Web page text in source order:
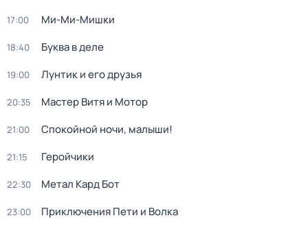
17:00 Ми-Ми-Мишки
18:40 Буква в деле
19:00 Лунтик и его друзья
20:35 Мастер Витя и Мотор
21:00 Спокойной ночи, малыши!
21:15 Геройчики
22:30 Метал Кард Бот
23:00 Приключения Пети и Волка